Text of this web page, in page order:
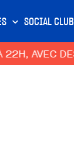
SOCIAL CLUB
DES